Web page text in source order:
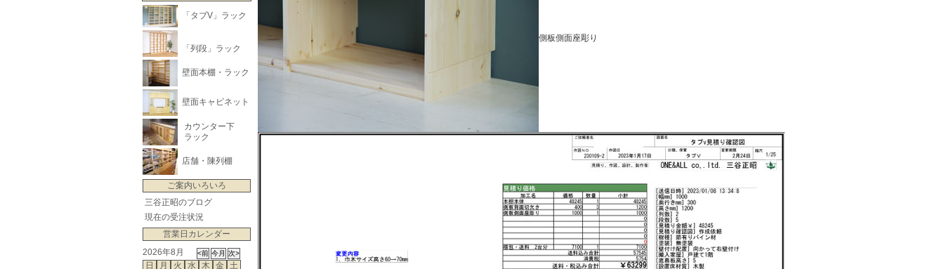
「タブV」ラック
「列段」ラック
壁面本棚・ラック
壁面キャビネット
カウンター下
ラック
店舗・陳列棚
ご案内いろいろ
三谷正昭のブログ
現在の受注状況
営業日カレンダー
2026年8月
日
月 火 水 木 金 土
側板側面座彫り